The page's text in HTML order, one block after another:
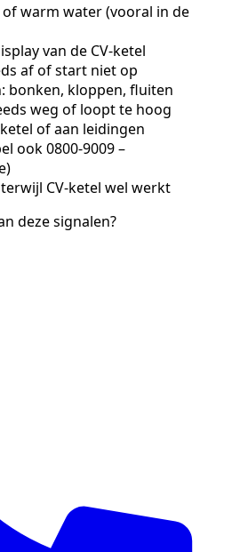
warm water (vooral in de
van de CV-ketel
af of start niet op
bonken, kloppen, fluiten
weg of loopt te hoog
of aan leidingen
ook 0800-9009 –
CV-ketel wel werkt
deze signalen?